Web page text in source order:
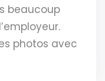
beaucoup
photos avec